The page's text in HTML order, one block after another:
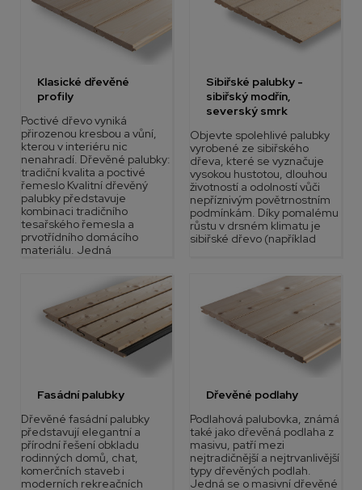
Klasické dřevěné
profily
Poctivé dřevo vyniká
přirozenou kresbou a vůní,
kterou v interiéru nic
nenahradí. Dřevěné palubky:
tradiční kvalita a poctivé
řemeslo Kvalitní dřevěný
palubky představuje
kombinaci tradičního
tesařského řemesla a
prvotřídního domácího
materiálu. Jedná
Sibiřské palubky -
sibiřský modřín,
severský smrk
Objevte spolehlivé palubky
vyrobené ze sibiřského
dřeva, které se vyznačuje
vysokou hustotou, dlouhou
životností a odolností vůči
nepříznivým povětrnostním
podmínkám. Díky pomalému
růstu v drsném klimatu je
sibiřské dřevo (například
Fasádní palubky
Dřevěné fasádní palubky
představují elegantní a
přírodní řešení obkladu
rodinných domů, chat,
komerčních staveb i
moderních rekreačních
Dřevěné podlahy
Podlahová palubovka, známá
také jako dřevěná podlaha z
masivu, patří mezi
nejtradičnější a nejtrvanlivější
typy dřevěných podlah.
Jedná se o masivní dřevěné